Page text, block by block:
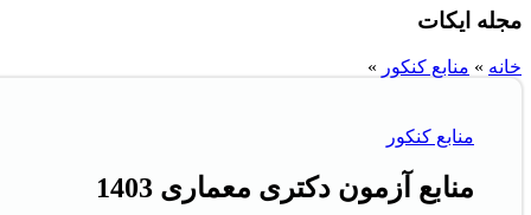
مجله ایکات
خانه » منابع کنکور »
منابع کنکور
منابع آزمون دکتری معماری 1403